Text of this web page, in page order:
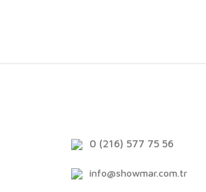
0 (216) 577 75 56
info@showmar.com.tr